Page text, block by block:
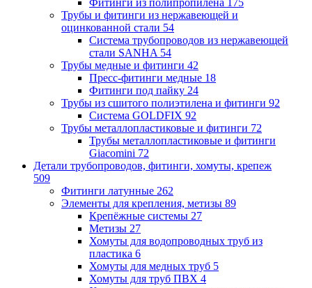
Трубы и фитинги из нержавеющей и
оцинкованной стали 54
Система трубопроводов из нержавеющей
стали SANHA 54
Трубы медные и фитинги 42
Пресс-фитинги медные 18
Фитинги под пайку 24
Трубы из сшитого полиэтилена и фитинги 92
Система GOLDFIX 92
Трубы металлопластиковые и фитинги 72
Трубы металлопластиковые и фитинги
Giacomini 72
Детали трубопроводов, фитинги, хомуты, крепеж
509
Фитинги латунные 262
Элементы для крепления, метизы 89
Крепёжные системы 27
Метизы 27
Хомуты для водопроводных труб из
пластика 6
Хомуты для медных труб 5
Хомуты для труб ПВХ 4